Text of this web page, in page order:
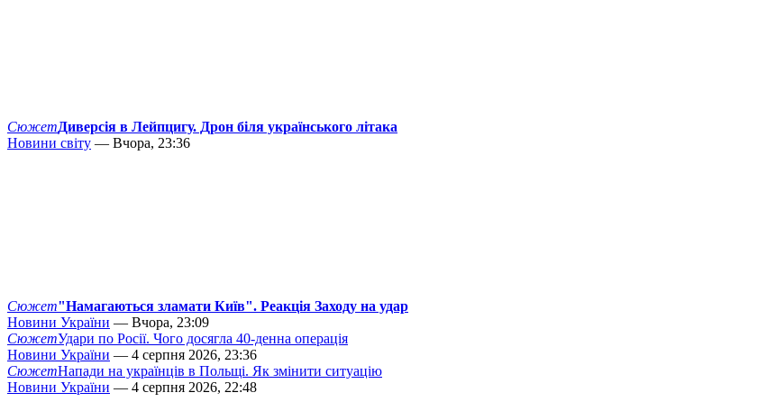
СюжетДиверсія в Лейпцигу. Дрон біля українського літака
Новини світу — Вчора, 23:36
Сюжет"Намагаються зламати Київ". Реакція Заходу на удар
Новини України — Вчора, 23:09
СюжетУдари по Росії. Чого досягла 40-денна операція
Новини України — 4 серпня 2026, 23:36
СюжетНапади на українців в Польщі. Як змінити ситуацію
Новини України — 4 серпня 2026, 22:48